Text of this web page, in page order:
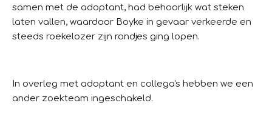
samen met de adoptant, had behoorlijk wat steken
laten vallen, waardoor Boyke in gevaar verkeerde en
steeds roekelozer zijn rondjes ging lopen.
In overleg met adoptant en collega's hebben we een
ander zoekteam ingeschakeld.